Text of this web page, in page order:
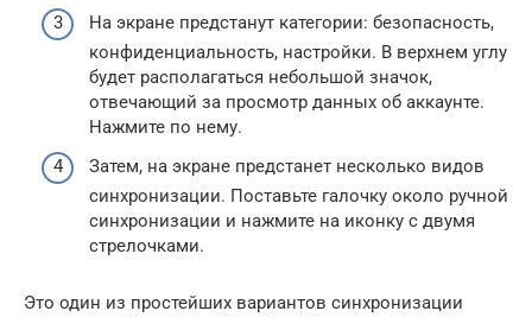
На экране предстанут категории: безопасность,
конфиденциальность, настройки. В верхнем углу
будет располагаться небольшой значок,
отвечающий за просмотр данных об аккаунте.
Нажмите по нему.
Затем, на экране предстанет несколько видов
синхронизации. Поставьте галочку около ручной
синхронизации и нажмите на иконку с двумя
стрелочками.
Это один из простейших вариантов синхронизации